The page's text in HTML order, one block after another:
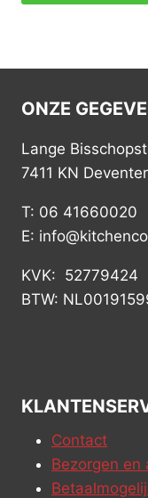
ONZE
Lange
7411 KN Deventer
T: 06 41660020
E:
KVK: 52779424
BTW:
Contact
Bezorgen en